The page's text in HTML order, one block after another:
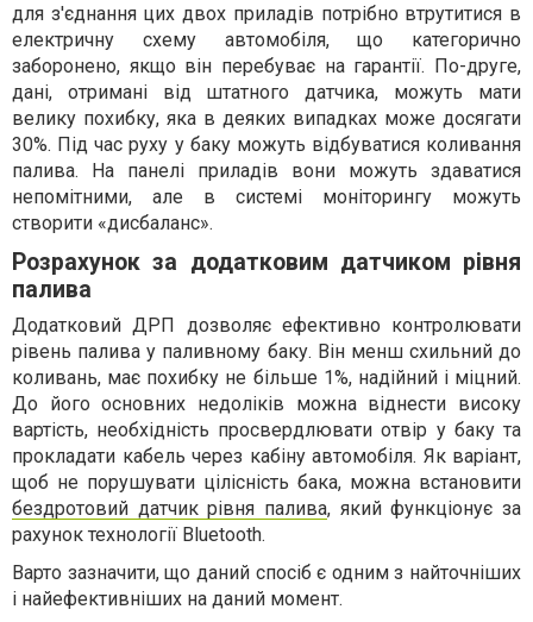
для з'єднання цих двох приладів потрібно втрутитися в
електричну схему автомобіля, що категорично
заборонено, якщо він перебуває на гарантії. По-друге,
дані, отримані від штатного датчика, можуть мати
велику похибку, яка в деяких випадках може досягати
30%. Під час руху у баку можуть відбуватися коливання
палива. На панелі приладів вони можуть здаватися
непомітними, але в системі моніторингу можуть
створити «дисбаланс».
Розрахунок за додатковим датчиком рівня
палива
Додатковий ДРП дозволяє ефективно контролювати
рівень палива у паливному баку. Він менш схильний до
коливань, має похибку не більше 1%, надійний і міцний.
До його основних недоліків можна віднести високу
вартість, необхідність просвердлювати отвір у баку та
прокладати кабель через кабіну автомобіля. Як варіант,
щоб не порушувати цілісність бака, можна встановити
бездротовий датчик рівня палива, який функціонує за
рахунок технології Bluetooth.
Варто зазначити, що даний спосіб є одним з найточніших
і найефективніших на даний момент.